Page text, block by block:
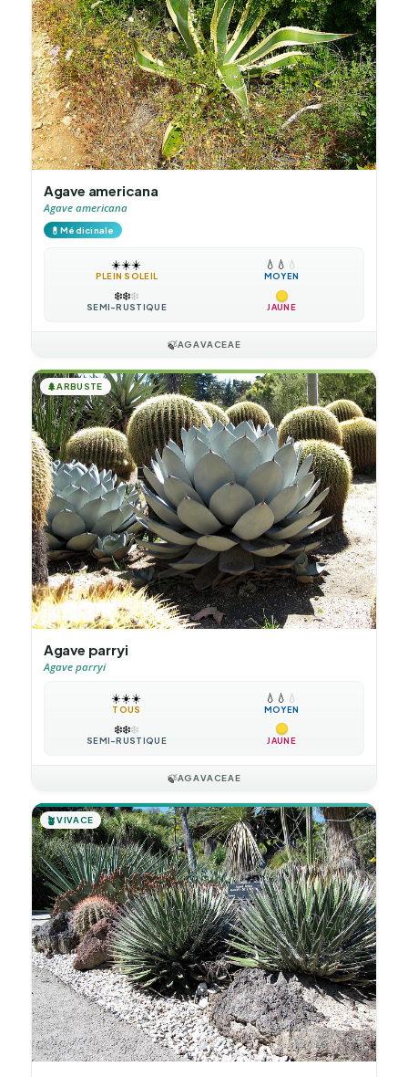
Agave americana
Agave americana
💊Médicinale
☀️☀️☀️
PLEIN SOLEIL
💧 💧 💧
MOYEN
❄️❄️❄️
SEMI-RUSTIQUE JAUNE
🍃AGAVACEAE
🌲ARBUSTE
Agave parryi
Agave parryi
☀️☀️☀️
TOUS
💧 💧 💧
MOYEN
❄️❄️❄️
SEMI-RUSTIQUE JAUNE
🍃AGAVACEAE
🪴VIVACE